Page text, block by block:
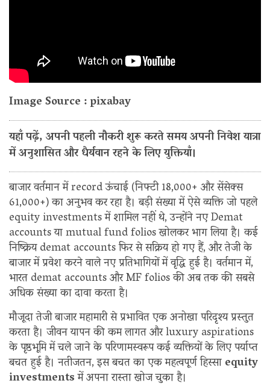
Image Source : pixabay
यहाँ पढ़ें, अपनी पहली नौकरी शुरू करते समय अपनी निवेश यात्रा
में अनुशासित और धैर्यवान रहने के लिए युक्तियाँ।
बाजार वर्तमान में record ऊंचाई (निफ्टी 18,000+ और सेंसेक्स
61,000+) का अनुभव कर रहा है। बड़ी संख्या में ऐसे व्यक्ति जो पहले
equity investments में शामिल नहीं थे, उन्होंने नए Demat
accounts या mutual fund folios खोलकर भाग लिया है। कई
निष्क्रिय demat accounts फिर से सक्रिय हो गए हैं, और तेजी के
बाजार में प्रवेश करने वाले नए प्रतिभागियों में वृद्धि हुई है। वर्तमान में,
भारत demat accounts और MF folios की अब तक की सबसे
अधिक संख्या का दावा करता है।
मौजूदा तेजी बाजार महामारी से प्रभावित एक अनोखा परिदृश्य प्रस्तुत
करता है। जीवन यापन की कम लागत और luxury aspirations
के पृष्ठभूमि में चले जाने के परिणामस्वरूप कई व्यक्तियों के लिए पर्याप्त
बचत हुई है। नतीजतन, इस बचत का एक महत्वपूर्ण हिस्साequity
investmentsमें अपना रास्ता खोज चुका है।